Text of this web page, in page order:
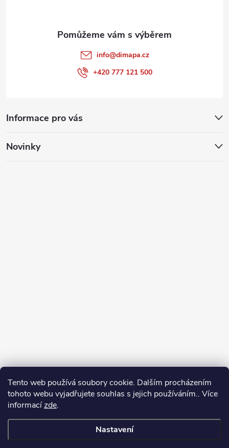
Tento web používá soubory cookie. Dalším procházením
tohoto webu vyjadřujete souhlas s jejich používáním.. Více
informacízde.
Nastavení
Informace pro vás
Novinky
info@dimapa.cz
+420 777 121 500